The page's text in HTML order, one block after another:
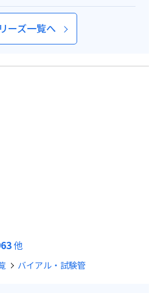
ーズ一覧へ
他
バイアル・試験管